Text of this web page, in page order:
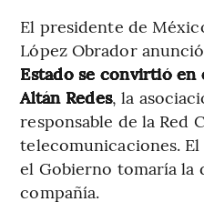
El presidente de
López Obrador
Estado se convirtió
Altán Redes, la
responsable de la Red
telecomunicaciones.
el Gobierno tomaría la
compañía.